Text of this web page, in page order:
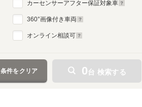
カーセンサーアフター保証対象車
360°画像付き車両
オンライン相談可
条件をクリア 0台 検索する